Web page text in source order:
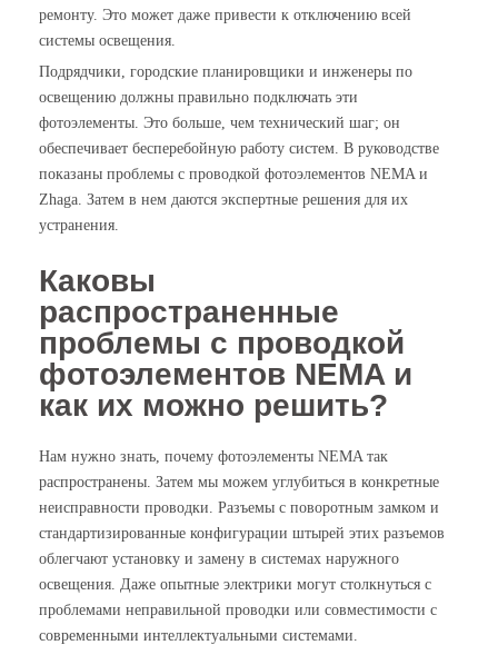
ремонту. Это может даже привести к отключению всей
системы освещения.
Подрядчики, городские планировщики и инженеры по
освещению должны правильно подключать эти
фотоэлементы. Это больше, чем технический шаг; он
обеспечивает бесперебойную работу систем. В руководстве
показаны проблемы с проводкой фотоэлементов NEMA и
Zhaga. Затем в нем даются экспертные решения для их
устранения.
Каковы
распространенные
проблемы с проводкой
фотоэлементов NEMA и
как их можно решить?
Нам нужно знать, почему фотоэлементы NEMA так
распространены. Затем мы можем углубиться в конкретные
неисправности проводки. Разъемы с поворотным замком и
стандартизированные конфигурации штырей этих разъемов
облегчают установку и замену в системах наружного
освещения. Даже опытные электрики могут столкнуться с
проблемами неправильной проводки или совместимости с
современными интеллектуальными системами.